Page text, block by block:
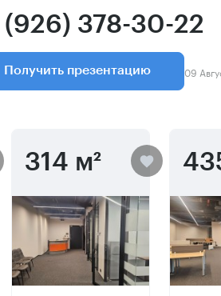
(926) 378-30-22
Получить презентацию 09
314 м²